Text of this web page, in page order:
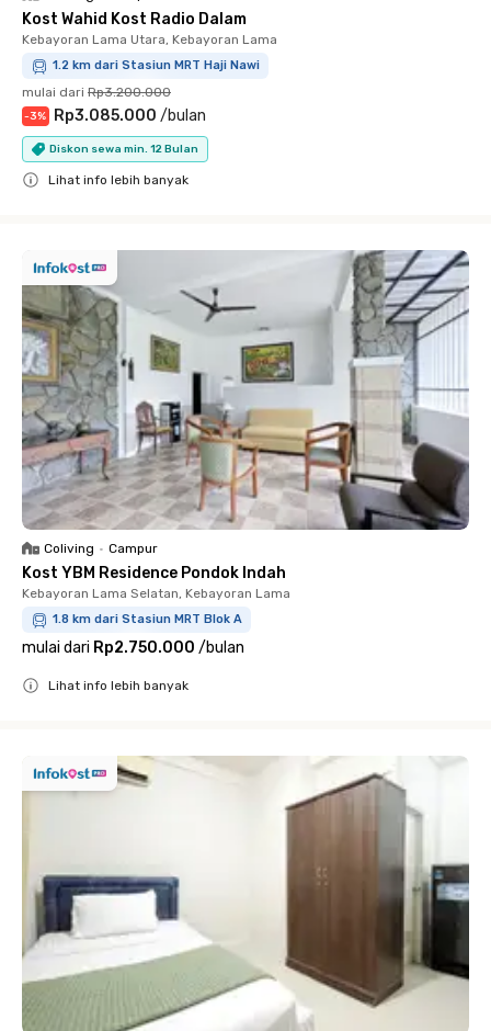
Kost Wahid Kost Radio Dalam
Kebayoran Lama Utara, Kebayoran Lama
1.2 km dari Stasiun MRT Haji Nawi
mulai dari Rp3.200.000
-3% Rp3.085.000 /bulan
Diskon sewa min. 12 Bulan
Lihat info lebih banyak
Coliving • Campur
Kost YBM Residence Pondok Indah
Kebayoran Lama Selatan, Kebayoran Lama
1.8 km dari Stasiun MRT Blok A
mulai dari Rp2.750.000 /bulan
Lihat info lebih banyak